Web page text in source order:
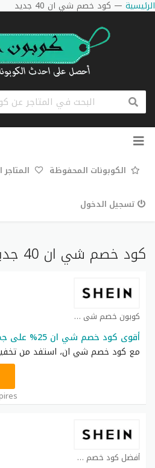
الرئيسية — كود خصم شي ان 40 جديد
تخطي
الكوبونات المحفوظة
تسجيل الدخول
كود خصم شي ان 40 جديد
كوبون خصم شي ان كوبون
أقوى كود خصم شي ان 25% على جميع الطلبيات
مع كود خصم شي ان، استفد من
أفضل كود خصم شي ان كوبون